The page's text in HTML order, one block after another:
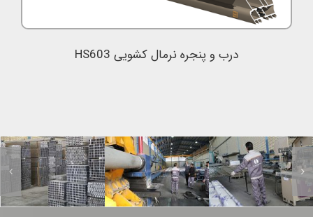
درب و پنجره نرمال کشویی HS603